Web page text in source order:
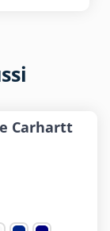
Carhartt